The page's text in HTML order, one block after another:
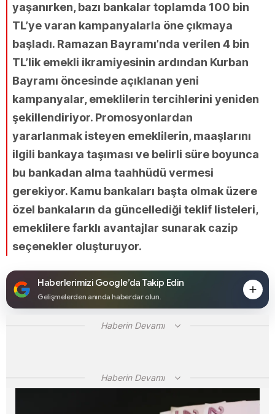
yaşanırken, bazı bankalar toplamda 100 bin
TL’ye varan kampanyalarla öne çıkmaya
başladı. Ramazan Bayramı’nda verilen 4 bin
TL’lik emekli ikramiyesinin ardından Kurban
Bayramı öncesinde açıklanan yeni
kampanyalar, emeklilerin tercihlerini yeniden
şekillendiriyor. Promosyonlardan
yararlanmak isteyen emeklilerin, maaşlarını
ilgili bankaya taşıması ve belirli süre boyunca
bu bankadan alma taahhüdü vermesi
gerekiyor. Kamu bankaları başta olmak üzere
özel bankaların da güncellediği teklif listeleri,
emeklilere farklı avantajlar sunarak cazip
seçenekler oluşturuyor.
Haberlerimizi Google’da Takip Edin
Gelişmelerden anında haberdar olun.
Haberin Devamı
Haberin Devamı